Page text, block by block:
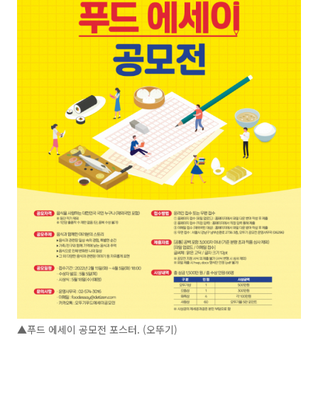
▲푸드 에세이 공모전 포스터. (오뚜기)